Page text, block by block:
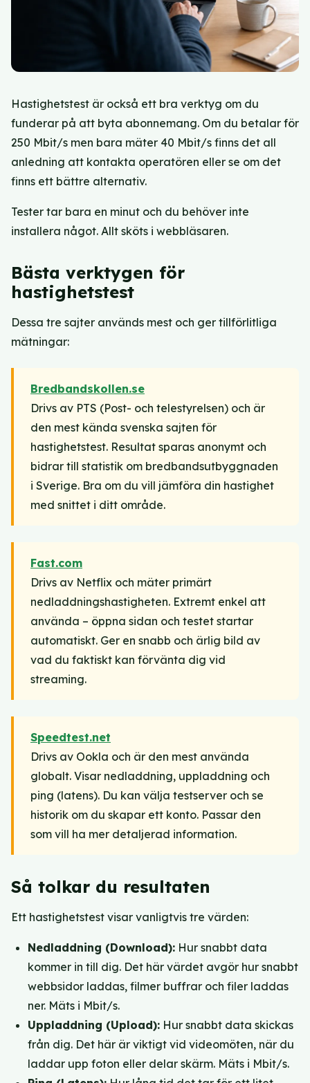
Hastighetstest är också ett bra verktyg om du
funderar på att byta abonnemang. Om du betalar för
250 Mbit/s men bara mäter 40 Mbit/s finns det all
anledning att kontakta operatören eller se om det
finns ett bättre alternativ.
Tester tar bara en minut och du behöver inte
installera något. Allt sköts i webbläsaren.
Bästa verktygen för
hastighetstest
Dessa tre sajter används mest och ger tillförlitliga
mätningar:
Bredbandskollen.se
Drivs av PTS (Post- och telestyrelsen) och är
den mest kända svenska sajten för
hastighetstest. Resultat sparas anonymt och
bidrar till statistik om bredbandsutbyggnaden
i Sverige. Bra om du vill jämföra din hastighet
med snittet i ditt område.
Fast.com
Drivs av Netflix och mäter primärt
nedladdningshastigheten. Extremt enkel att
använda – öppna sidan och testet startar
automatiskt. Ger en snabb och ärlig bild av
vad du faktiskt kan förvänta dig vid
streaming.
Speedtest.net
Drivs av Ookla och är den mest använda
globalt. Visar nedladdning, uppladdning och
ping (latens). Du kan välja testserver och se
historik om du skapar ett konto. Passar den
som vill ha mer detaljerad information.
Så tolkar du resultaten
Ett hastighetstest visar vanligtvis tre värden:
Nedladdning (Download): Hur snabbt data
kommer in till dig. Det här värdet avgör hur snabbt
webbsidor laddas, filmer buffrar och filer laddas
ner. Mäts i Mbit/s.
Uppladdning (Upload): Hur snabbt data skickas
från dig. Det här är viktigt vid videomöten, när du
laddar upp foton eller delar skärm. Mäts i Mbit/s.